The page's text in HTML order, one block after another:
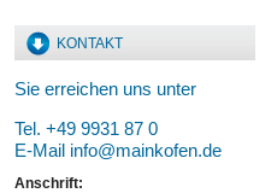
KONTAKT
Sie erreichen uns unter
Tel. +49 9931 87 0
E-Mail info@mainkofen.de
Anschrift: